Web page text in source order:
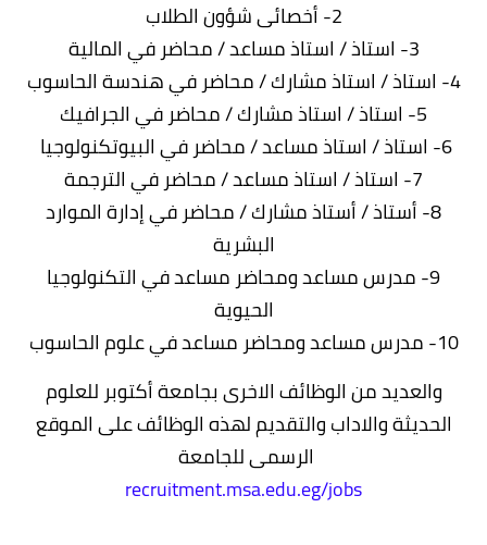
2- أخصائى شؤون الطلاب
3- استاذ / استاذ مساعد / محاضر في المالية
4- استاذ / استاذ مشارك / محاضر في هندسة الحاسوب
5- استاذ / استاذ مشارك / محاضر في الجرافيك
6- استاذ / استاذ مساعد / محاضر في البيوتكنولوجيا
7- استاذ / استاذ مساعد / محاضر في الترجمة
8- أستاذ / أستاذ مشارك / محاضر في إدارة الموارد
البشرية
9- مدرس مساعد ومحاضر مساعد في التكنولوجيا
الحيوية
10- مدرس مساعد ومحاضر مساعد في علوم الحاسوب
والعديد من الوظائف الاخرى بجامعة أكتوبر للعلوم
الحديثة والاداب والتقديم لهذه الوظائف على الموقع
الرسمى للجامعة
recruitment.msa.edu.eg/jobs